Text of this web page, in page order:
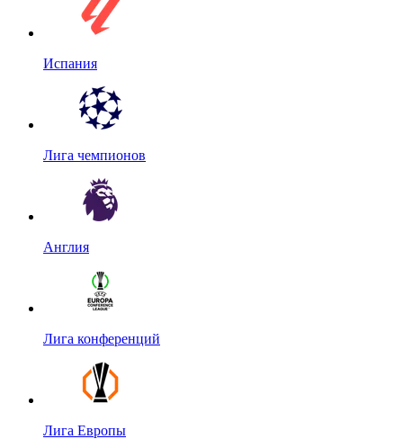
Испания
Лига чемпионов
Англия
Лига конференций
Лига Европы